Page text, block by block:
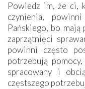
Powiedz im, że ci,
czynienia,
Pańskiego, bo
zaprzątnięci
powinni często
potrzebują
spracowany i
częstszego